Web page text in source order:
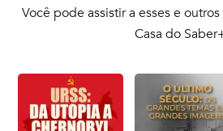
Você pode assistir a esses e
Casa do